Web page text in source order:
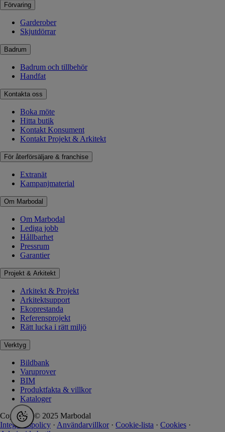
Förvaring
Garderober
Skjutdörrar
Badrum
Badrum och tillbehör
Handfat
Kontakta oss
Boka möte
Hitta butik
Kontakt Konsument
Kontakt Projekt & Arkitekt
För återförsäljare & franchise
Extranät
Kampanjmaterial
Om Marbodal
Om Marbodal
Lediga jobb
Hållbarhet
Pressrum
Garantier
Projekt & Arkitekt
Arkitekt & Projekt
Arkitektsupport
Ekoprestanda
Referensprojekt
Rätt lucka i rätt miljö
Verktyg
Bildbank
Varuprover
BIM
Produktfakta & villkor
Kataloger
Copyright © 2025 Marbodal
Integritetspolicy · Användarvillkor · Cookie-lista · Cookies ·